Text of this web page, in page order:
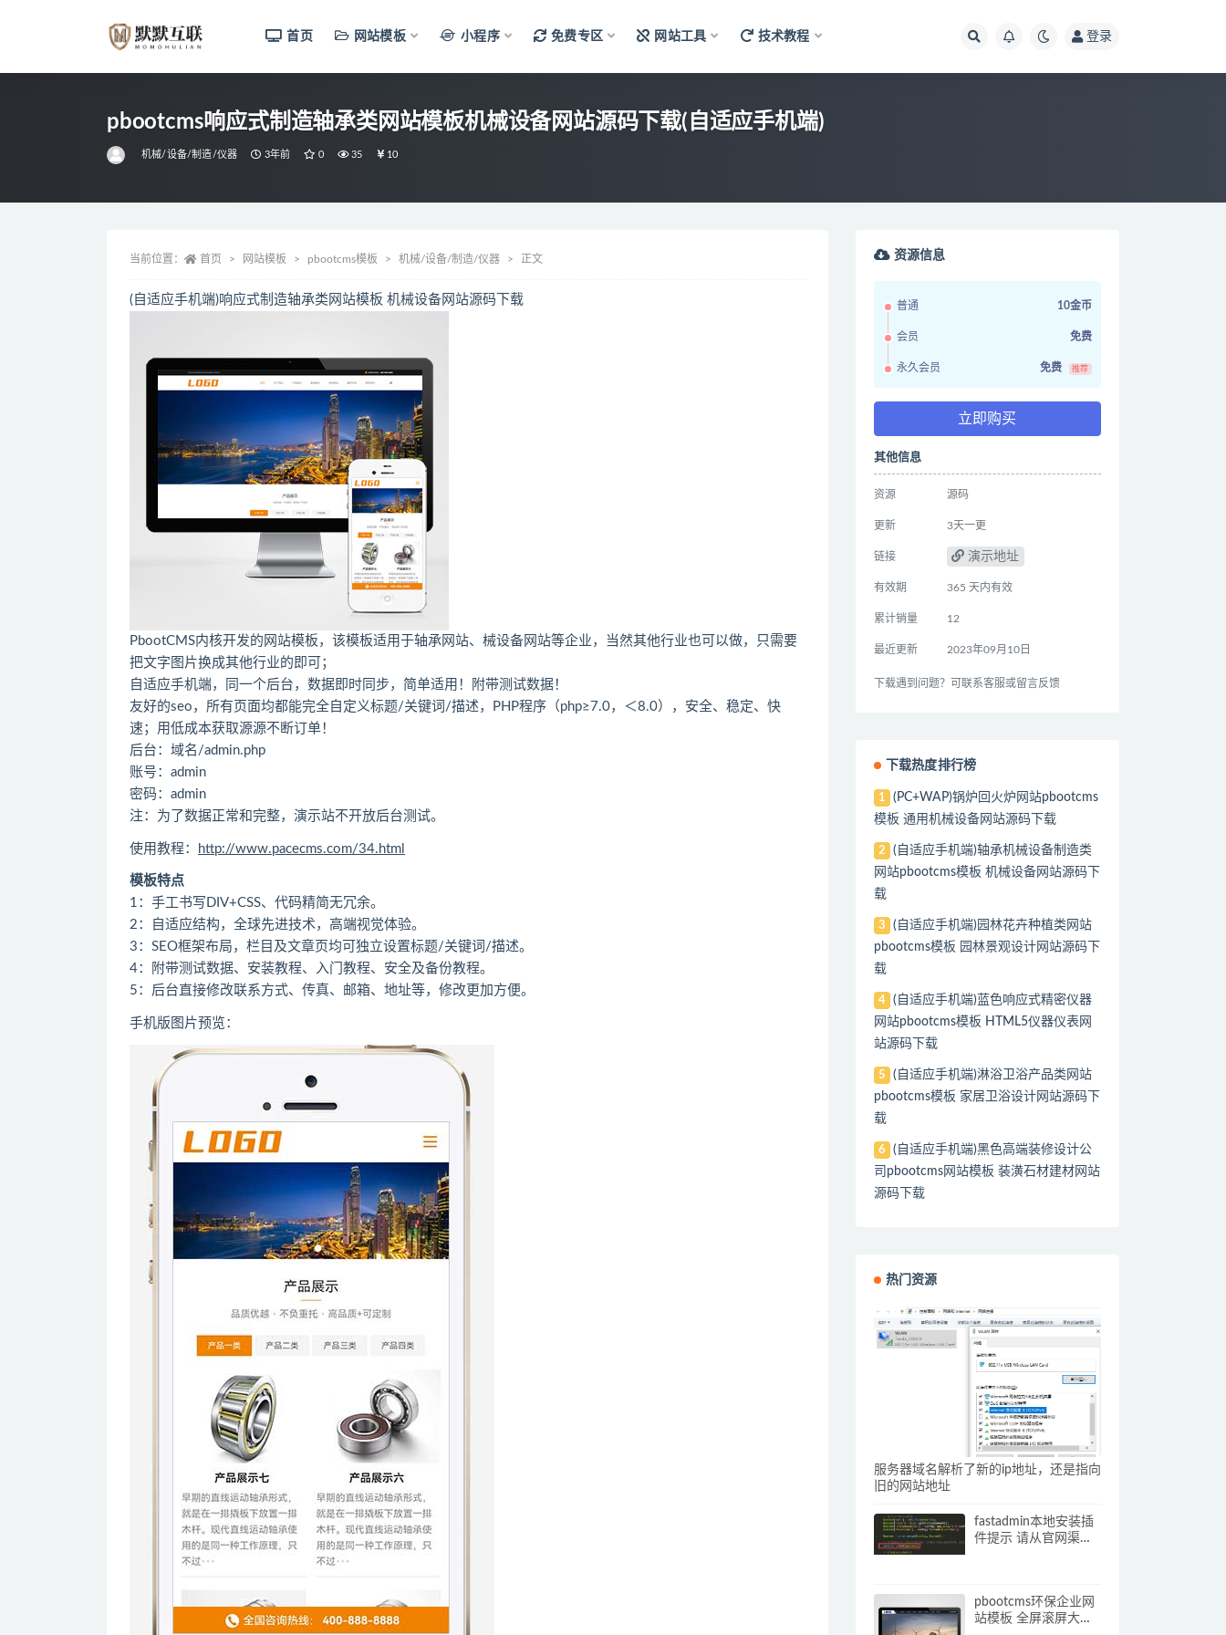
首页 网站模板 小程序 免费专区 网站工具 技术教程 登录
pbootcms响应式制造轴承类网站模板机械设备网站源码下载(自适应手机端)
机械/设备/制造/仪器 3年前 0 35 10
当前位置： 首页 网站模板 pbootcms模板 机械/设备/制造/仪器 正文
(自适应手机端)响应式制造轴承类网站模板 机械设备网站源码下载
PbootCMS内核开发的网站模板，该模板适用于轴承网站、械设备网站等企业，当然其他行业也可以做，只需要
把文字图片换成其他行业的即可；
自适应手机端，同一个后台，数据即时同步，简单适用！附带测试数据！
友好的seo，所有页面均都能完全自定义标题/关键词/描述，PHP程序（php≥7.0，＜8.0），安全、稳定、快
速；用低成本获取源源不断订单！
后台：域名/admin.php
账号：admin
密码：admin
注：为了数据正常和完整，演示站不开放后台测试。
使用教程： http://www.pacecms.com/34.html
模板特点
1：手工书写DIV+CSS、代码精简无冗余。
2：自适应结构，全球先进技术，高端视觉体验。
3：SEO框架布局，栏目及文章页均可独立设置标题/关键词/描述。
4：附带测试数据、安装教程、入门教程、安全及备份教程。
5：后台直接修改联系方式、传真、邮箱、地址等，修改更加方便。
手机版图片预览：
资源信息
普通 10金币
会员 免费
永久会员 免费 推荐
立即购买
其他信息
资源 源码
更新 3天一更
链接 演示地址
有效期 365 天内有效
累计销量 12
最近更新 2023年09月10日
下载遇到问题？可联系客服或留言反馈
下载热度排行榜
1
(PC+WAP)锅炉回火炉网站pbootcms
模板 通用机械设备网站源码下载
2
(自适应手机端)轴承机械设备制造类
网站pbootcms模板 机械设备网站源码下
载
3
(自适应手机端)园林花卉种植类网站
pbootcms模板 园林景观设计网站源码下
载
4
(自适应手机端)蓝色响应式精密仪器
网站pbootcms模板 HTML5仪器仪表网
站源码下载
5
(自适应手机端)淋浴卫浴产品类网站
pbootcms模板 家居卫浴设计网站源码下
载
6
(自适应手机端)黑色高端装修设计公
司pbootcms网站模板 装潢石材建材网站
源码下载
热门资源
服务器域名解析了新的ip地址，还是指向
旧的网站地址
fastadmin本地安装插
件提示 请从官网渠道
pbootcms环保企业网
站模板 全屏滚屏大气